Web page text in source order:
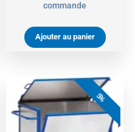
commande
Ajouter au panier
5%
Le
prix
initial
était :
Le
prix